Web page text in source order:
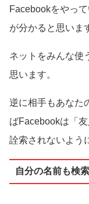
Facebookをやっ
が分かると思いま
ネットをみんな使
思います。
逆に相手もあなた
ばFacebookは「
詮索されないよう
自分の名前も検